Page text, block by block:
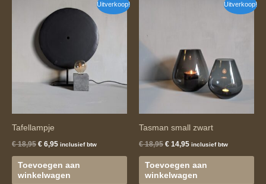
Uitverkoop!
Tafellampje
€18,95
prijs
was:
€ 18,95.
€ 6,95
prijs
inclusief btw
Toevoegen aan
winkelwagen
Uitverkoop!
Tasman small zwart
€18,95 € 14,95 inclusief btw
Toevoegen aan
winkelwagen